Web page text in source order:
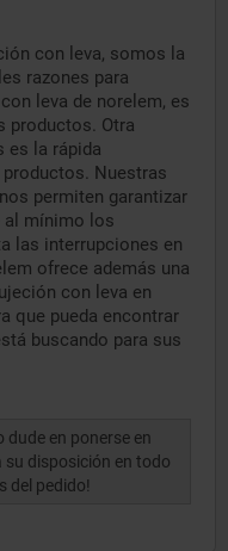
con leva, somos la
razones para
leva de norelem, es
productos. Otra
es la rápida
Nuestras
permiten garantizar
al mínimo los
las interrupciones en
ofrece además una
con leva en
que pueda encontrar
buscando para sus
dude en ponerse en
su disposición en todo
del pedido!